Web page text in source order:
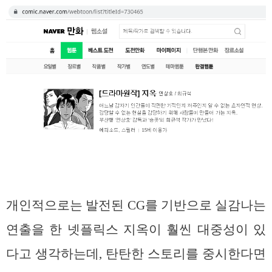
개인적으로는 발전된 CG를 기반으로 실감나는
연출을 한 넷플릭스 지옥이 훨씬 대중성이 있
다고 생각하는데, 탄탄한 스토리를 중시한다면